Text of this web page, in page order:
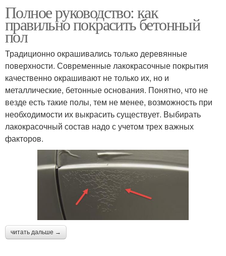
Полное руководство: как
правильно покрасить бетонный
пол
Традиционно окрашивались только деревянные
поверхности. Современные лакокрасочные покрытия
качественно окрашивают не только их, но и
металлические, бетонные основания. Понятно, что не
везде есть такие полы, тем не менее, возможность при
необходимости их выкрасить существует. Выбирать
лакокрасочный состав надо с учетом трех важных
факторов.
читать дальше →